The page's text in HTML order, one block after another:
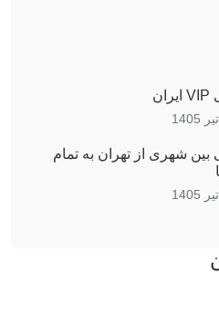
شهری از تهران به تمام